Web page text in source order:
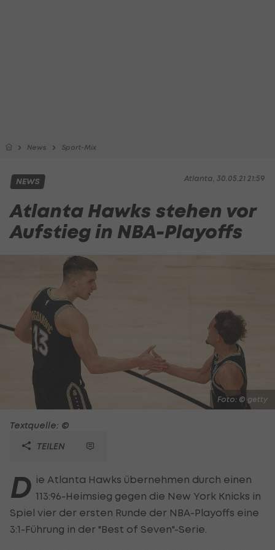
News Sport-Mix
Atlanta, 30.05.21 21:59
NEWS
Atlanta Hawks stehen vor
Aufstieg in NBA-Playoffs
Foto: © getty
Textquelle: ©
TEILEN
D ie Atlanta Hawks übernehmen durch einen
113:96-Heimsieg gegen die New York Knicks in
Spiel vier der ersten Runde der NBA-Playoffs eine
3:1-Führung in der "Best of Seven"-Serie.